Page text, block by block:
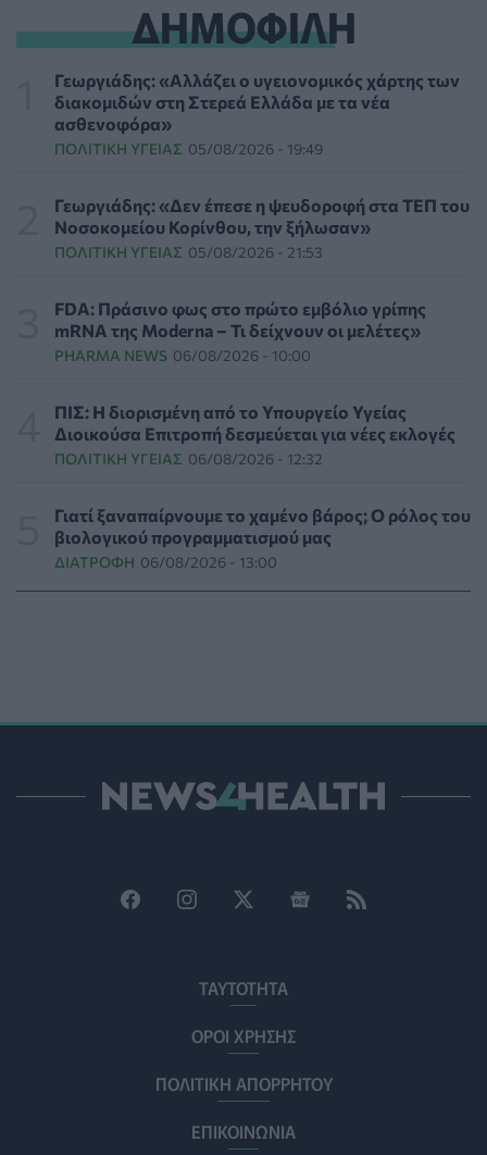
Τι μπορεί να μας διδάξει η νέα ταινία του Spider-Man
για την απώλεια και το πένθος
ΨΥΧΙΚΉ ΥΓΕΊΑ 07/08/2026 - 18:11
Επιπλέον πόροι 12,5 εκατ. ευρώ στις Περιφέρειες για
ΕΠΙΚΑΙΡΌΤΗΤΑ 07/08/2026 - 17:42
Συναγερμός στις ΗΠΑ για φονικό μύκητα που αντέχει
ΥΓΕΊΑ 07/08/2026 - 17:17
Πέθανε στα 26 της η influencer Σίντνεϊ Τάουλ που
καρκίνο
ΕΠΙΚΑΙΡΌΤΗΤΑ 07/08/2026 - 16:41
αποτέλεσμα σύμφωνα με ειδικό στην παχυσαρκία
ΔΙΑΤΡΟΦΉ 07/08/2026 - 16:16
Ο ΙΣΑ συνιστά τη λήψη σχολαστικών μέτρων ατομικής
Και οι μαϊμούδες έχουν κατοικίδια! Οι επιστήμονες
ρίχνουν φως στις "φιλίες" μεταξύ διαφορετικών ειδών
Η ΕΙΝΑΠ καταγγέλλει την αιφνιδιαστική ένταξη του
Ηλεκτρικά πατίνια: 3,5 φορές μεγαλύτερος ο κίνδυνος
07/08/2026 - 14:00
ΗΠΑ: Μεγάλη τράπεζα επενδύει 250 εκατ. δολάρια
τον χρόνο για φάρμακα GLP-1 στους εργαζομένους
ΔΗΜΟΦΙΛΗ
Γεωργιάδης: «Αλλάζει ο υγειονομικός χάρτης των
διακομιδών στη Στερεά Ελλάδα με τα νέα
ασθενοφόρα»
ΠΟΛΙΤΙΚΉ ΥΓΕΊΑΣ 05/08/2026 - 19:49
Γεωργιάδης: «Δεν έπεσε η ψευδοροφή στα ΤΕΠ του
Νοσοκομείου Κορίνθου, την ξήλωσαν»
ΠΟΛΙΤΙΚΉ ΥΓΕΊΑΣ 05/08/2026 - 21:53
FDA: Πράσινο φως στο πρώτο εμβόλιο γρίπης
mRNA της Moderna – Τι δείχνουν οι μελέτες»
PHARMA NEWS 06/08/2026 - 10:00
ΠΙΣ: Η διορισμένη από το Υπουργείο Υγείας
Διοικούσα Επιτροπή δεσμεύεται για νέες εκλογές
ΠΟΛΙΤΙΚΉ ΥΓΕΊΑΣ 06/08/2026 - 12:32
Γιατί ξαναπαίρνουμε το χαμένο βάρος; Ο ρόλος του
βιολογικού προγραμματισμού μας
ΔΙΑΤΡΟΦΉ 06/08/2026 - 13:00
ΤΑΥΤΟΤΗΤΑ
ΟΡΟΙ ΧΡΗΣΗΣ
ΠΟΛΙΤΙΚΗ ΑΠΟΡΡΗΤΟΥ
ΕΠΙΚΟΙΝΩΝΙΑ